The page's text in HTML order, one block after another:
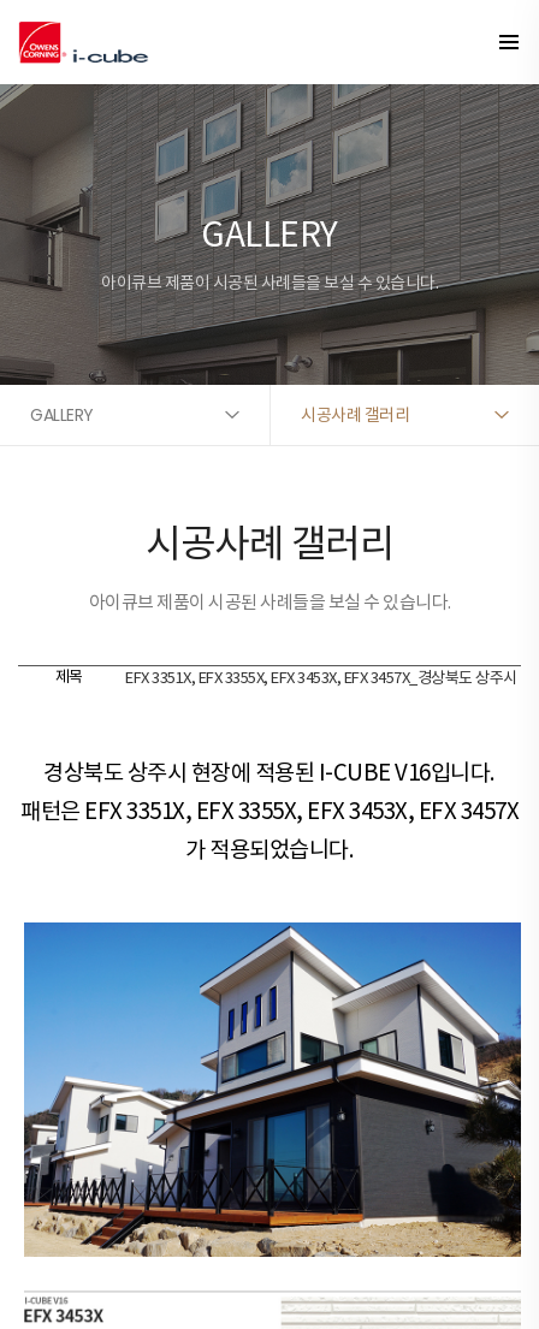
GALLERY
아이큐브 제품이 시공된 사례들을 보실 수 있습니다.
GALLERY 시공사례 갤러리
시공사례 갤러리
아이큐브 제품이 시공된 사례들을 보실 수 있습니다.
제목 EFX 3351X, EFX 3355X, EFX 3453X, EFX 3457X_경상북도 상주시
경상북도 상주시 현장​​에 적용된 I-CUBE V16입니다.
패턴은 EFX 3351X, EFX 3355X, EFX 3453X, EFX 3457X
가 적용되었습니다.